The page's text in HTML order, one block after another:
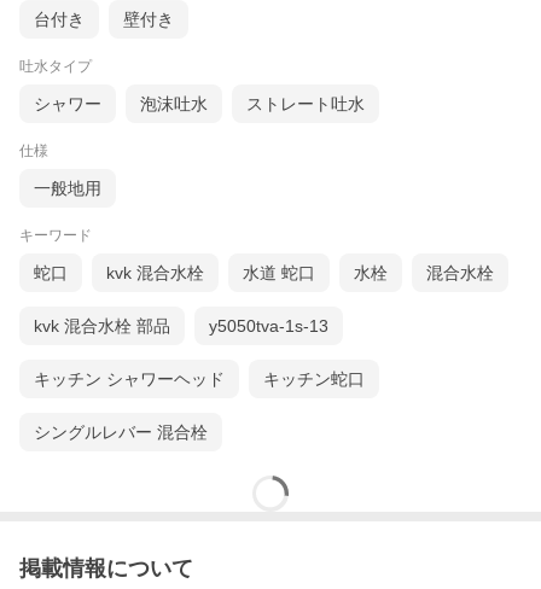
台付き 壁付き
吐水タイプ
シャワー 泡沫吐水 ストレート吐水
仕様
一般地用
キーワード
蛇口 kvk 混合水栓 水道 蛇口 水栓 混合水栓
kvk 混合水栓 部品 y5050tva-1s-13
キッチン シャワーヘッド キッチン蛇口
シングルレバー 混合栓
掲載情報について